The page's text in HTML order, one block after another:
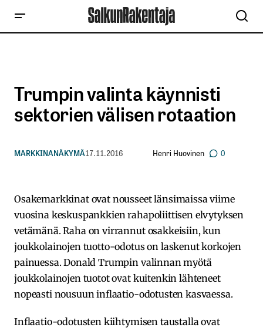
Trumpin valinta käynnisti
sektorien välisen rotaation
MARKKINANÄKYMÄ17.11.2016 Henri Huovinen 0
Osakemarkkinat ovat nousseet länsimaissa viime
vuosina keskuspankkien rahapoliittisen elvytyksen
vetämänä. Raha on virrannut osakkeisiin, kun
joukkolainojen tuotto-odotus on laskenut korkojen
painuessa. Donald Trumpin valinnan myötä
joukkolainojen tuotot ovat kuitenkin lähteneet
nopeasti nousuun inflaatio-odotusten kasvaessa.
Inflaatio-odotusten kiihtymisen taustalla ovat